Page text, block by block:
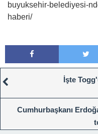
buyuksehir-belediyesi-
haberi/
İşte
Cumhurbaşkanı